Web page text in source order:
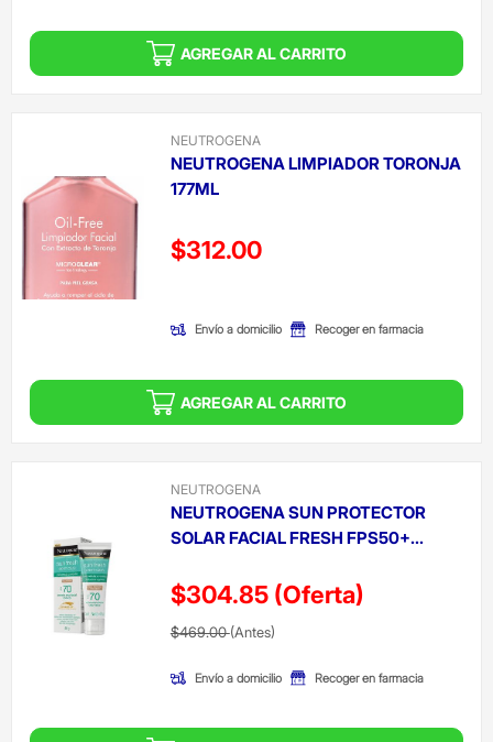
AGREGAR AL CARRITO
NEUTROGENA
NEUTROGENA LIMPIADOR TORONJA
177ML
Precio reducido de
$312.00
Envío a domicilio Recoger en farmacia
AGREGAR AL CARRITO
NEUTROGENA
NEUTROGENA SUN PROTECTOR
SOLAR FACIAL FRESH FPS50+...
$304.85 (Oferta)
Precio reducido de
$469.00(Antes)(Oferta)
Envío a domicilio Recoger en farmacia